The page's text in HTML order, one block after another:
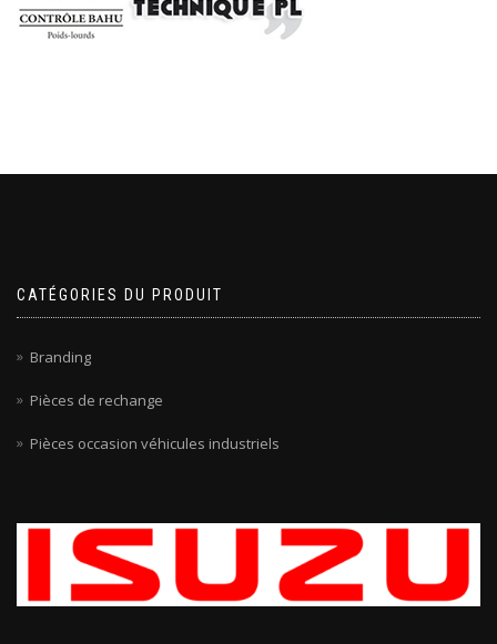
CATÉGORIES DU PRODUIT
Branding
Pièces de rechange
Pièces occasion véhicules industriels